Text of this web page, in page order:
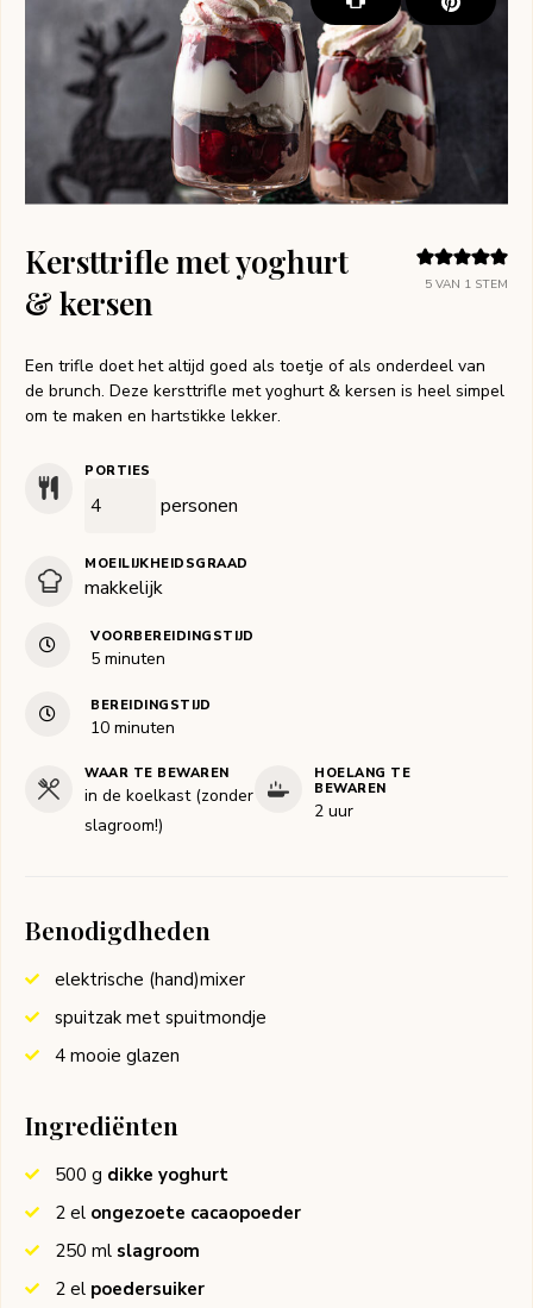
5 VAN 1 STEM
Kersttrifle met yoghurt
& kersen
Een trifle doet het altijd goed als toetje of als onderdeel van
de brunch. Deze kersttrifle met yoghurt & kersen is heel simpel
om te maken en hartstikke lekker.
PORTIES
personen
MOEILIJKHEIDSGRAAD
makkelijk
VOORBEREIDINGSTIJD
5minuten
minuten
BEREIDINGSTIJD
10minuten
minuten
WAAR TE BEWAREN
in de koelkast (zonder
slagroom!)
HOELANG TE
BEWAREN
2 uur
Benodigdheden
elektrische (hand)mixer
spuitzak met spuitmondje
4 mooie glazen
Ingrediënten
500 g dikke yoghurt
2 el ongezoete cacaopoeder
250 ml slagroom
2 el poedersuiker